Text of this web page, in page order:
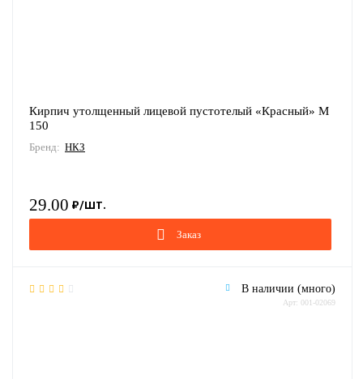
Кирпич утолщенный лицевой пустотелый «Красный» М
150
Бренд: НКЗ
29.00
Заказ
В наличии (много)
Арт: 001-02069